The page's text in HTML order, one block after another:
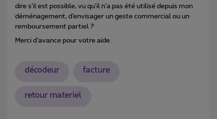
dire s’il est possible, vu qu’il n’a pas été utilisé depuis mon
déménagement, d’envisager un geste commercial ou un
remboursement partiel ?
Merci d’avance pour votre aide.
décodeur facture
retour materiel